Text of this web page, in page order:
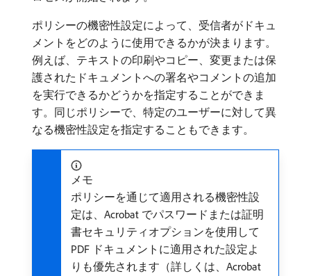
ポリシーの機密性設定によって、受信者がドキュ
メントをどのように使用できるかが決まります。
例えば、テキストの印刷やコピー、変更または保
護されたドキュメントへの署名やコメントの追加
を実行できるかどうかを指定することができま
す。同じポリシーで、特定のユーザーに対して異
なる機密性設定を指定することもできます。
メモ
ポリシーを通じて適用される機密性設
定は、Acrobat でパスワードまたは証明
書セキュリティオプションを使用して
PDF ドキュメントに適用された設定よ
りも優先されます（詳しくは、Acrobat